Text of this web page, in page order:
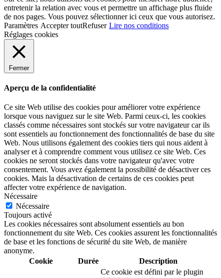
entretenir la relation avec vous et permettre un affichage plus fluide
de nos pages. Vous pouvez sélectionner ici ceux que vous autorisez.
Paramètres Accepter toutRefuser Lire nos conditions
Réglages cookies
Fermer
Aperçu de la confidentialité
Ce site Web utilise des cookies pour améliorer votre expérience
lorsque vous naviguez sur le site Web. Parmi ceux-ci, les cookies
classés comme nécessaires sont stockés sur votre navigateur car ils
sont essentiels au fonctionnement des fonctionnalités de base du site
Web. Nous utilisons également des cookies tiers qui nous aident à
analyser et à comprendre comment vous utilisez ce site Web. Ces
cookies ne seront stockés dans votre navigateur qu'avec votre
consentement. Vous avez également la possibilité de désactiver ces
cookies. Mais la désactivation de certains de ces cookies peut
affecter votre expérience de navigation.
Nécessaire
Nécessaire
Toujours activé
Les cookies nécessaires sont absolument essentiels au bon
fonctionnement du site Web. Ces cookies assurent les fonctionnalités
de base et les fonctions de sécurité du site Web, de manière
anonyme.
Cookie
Durée Description
Ce cookie est défini par le plugin